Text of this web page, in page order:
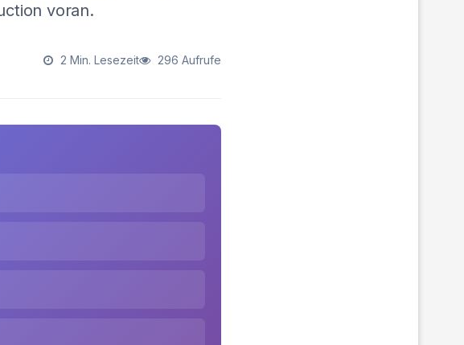
voran.
2 Min. Lesezeit 296 Aufrufe